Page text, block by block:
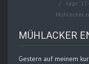
tags:
Mühlacker,
MÜHLACKER
Gestern auf meinem